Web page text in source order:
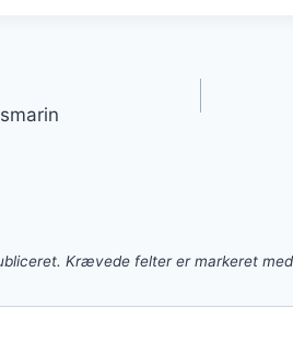
Krævede felter er markeret med